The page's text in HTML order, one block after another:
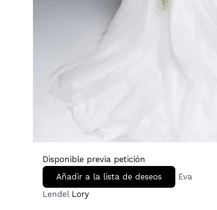
Disponible previa petición
Añadir a la lista de deseos
Eva
Lendel Lory